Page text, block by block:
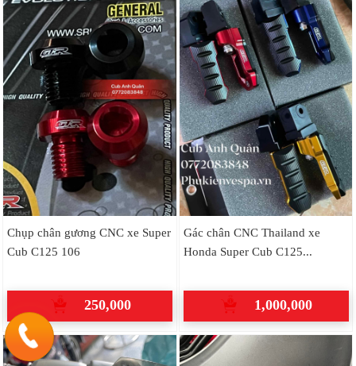
Chụp chân gương CNC xe Super
Cub C125 106
250,000
Gác chân CNC Thailand xe
Honda Super Cub C125...
1,000,000